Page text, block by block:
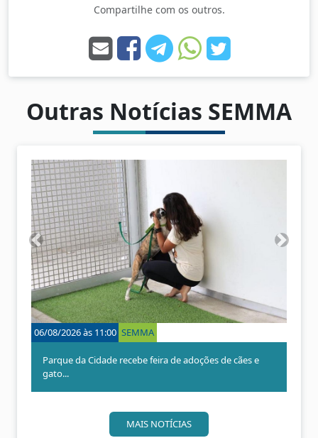
Compartilhe com os outros.
Outras Notícias SEMMA
06/08/2026 às 11:00 SEMMA
Parque da Cidade recebe feira de adoções de cães e
gato...
A
n
t
e
r
i
o
r
P
m
o
MAIS NOTÍCIAS